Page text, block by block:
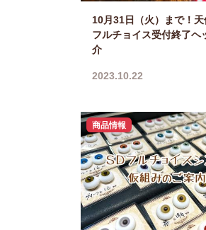
10月31日（火）まで！
フルチョイス受付終了ヘ
介
2023.10.22
商品情報